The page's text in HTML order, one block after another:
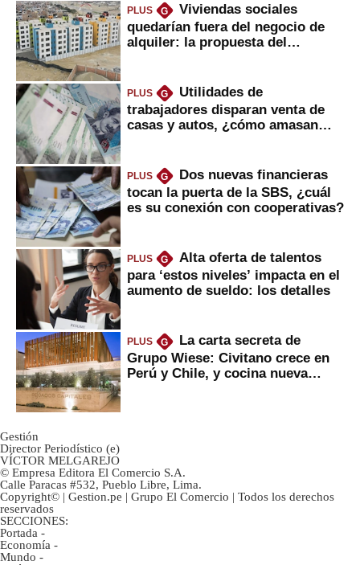
PLUS G
Viviendas sociales
quedarían fuera del negocio de
alquiler: la propuesta del
PLUS G
Utilidades de
trabajadores disparan venta de
casas y autos, ¿cómo amasan
PLUS G
Dos nuevas financieras
tocan la puerta de la SBS, ¿cuál
es su conexión con cooperativas?
PLUS G
Alta oferta de talentos
para ‘estos niveles’ impacta en el
aumento de sueldo: los detalles
PLUS G
La carta secreta de
Grupo Wiese: Civitano crece en
Perú y Chile, y cocina nueva
Gestión
Director Periodístico (e)
VÍCTOR MELGAREJO
© Empresa Editora El Comercio S.A.
Calle Paracas #532, Pueblo Libre, Lima.
Copyright© | Gestion.pe | Grupo El Comercio | Todos los derechos
reservados
SECCIONES:
Portada -
Economía -
Mundo -